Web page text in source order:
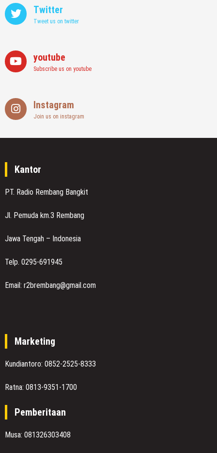
Twitter
Tweet us on twitter
youtube
Subscribe us on youtube
Instagram
Join us on instagram
Kantor
PT. Radio Rembang Bangkit
Jl. Pemuda km.3 Rembang
Jawa Tengah – Indonesia
Telp. 0295-691945
Email: r2brembang@gmail.com
Marketing
Kundiantoro: 0852-2525-8333
Ratna: 0813-9351-1700
Pemberitaan
Musa: 081326303408